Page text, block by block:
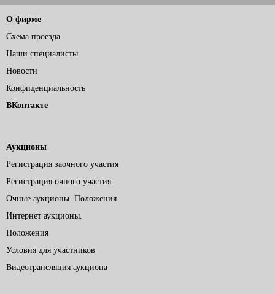
О фирме
Схема проезда
Наши специалисты
Новости
Конфиденциальность
ВКонтакте
Аукционы
Регистрация заочного участия
Регистрация очного участия
Очные аукционы. Положения
Интернет аукционы.
Положения
Условия для участников
Видеотрансляция аукциона